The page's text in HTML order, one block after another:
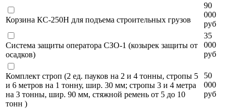
Корзина КС-250Н для подъема строительных грузов
90
000
руб
Система защиты оператора СЗО-1 (козырек защиты от
осадков)
35
000
руб
Комплект строп (2 ед. пауков на 2 и 4 тонны, стропы 5
и 6 метров на 1 тонну, шир. 30 мм; стропы 3 и 4 метра
на 3 тонны, шир. 90 мм, стяжной ремень от 5 до 10
тонн )
50
000
руб